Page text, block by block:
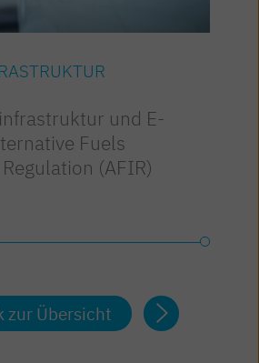
und E-
Fuels
(AFIR)
zur Übersicht